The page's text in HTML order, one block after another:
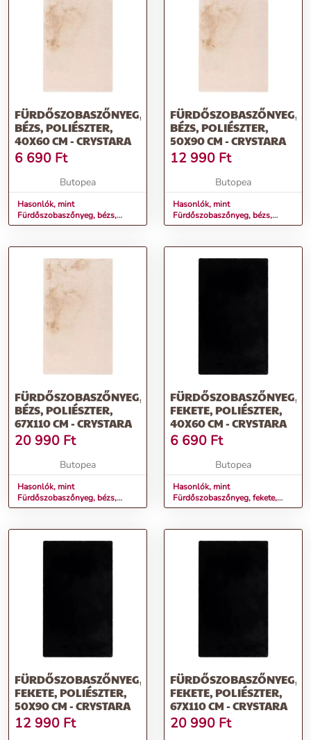
FÜRDŐSZOBASZŐNYEG,
BÉZS, POLIÉSZTER,
40X60 CM - CRYSTARA
6 690 Ft
Butopea
Hasonlók, mint
Fürdőszobaszőnyeg, bézs,
poliészter, 40x60 cm -
FÜRDŐSZOBASZŐNYEG,
BÉZS, POLIÉSZTER,
50X90 CM - CRYSTARA
12 990 Ft
Butopea
Hasonlók, mint
Fürdőszobaszőnyeg, bézs,
poliészter, 50x90 cm -
FÜRDŐSZOBASZŐNYEG,
BÉZS, POLIÉSZTER,
67X110 CM - CRYSTARA
20 990 Ft
Butopea
Hasonlók, mint
Fürdőszobaszőnyeg, bézs,
poliészter, 67x110 cm -
FÜRDŐSZOBASZŐNYEG,
FEKETE, POLIÉSZTER,
40X60 CM - CRYSTARA
6 690 Ft
Butopea
Hasonlók, mint
Fürdőszobaszőnyeg, fekete,
poliészter, 40x60 cm -
FÜRDŐSZOBASZŐNYEG,
FEKETE, POLIÉSZTER,
50X90 CM - CRYSTARA
12 990 Ft
FÜRDŐSZOBASZŐNYEG,
FEKETE, POLIÉSZTER,
67X110 CM - CRYSTARA
20 990 Ft